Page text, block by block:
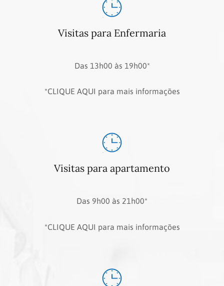
Visitas para Enfermaria
Das 13h00 às 19h00*
*CLIQUE AQUI para mais informações
Visitas para apartamento
Das 9h00 às 21h00*
*CLIQUE AQUI para mais informações